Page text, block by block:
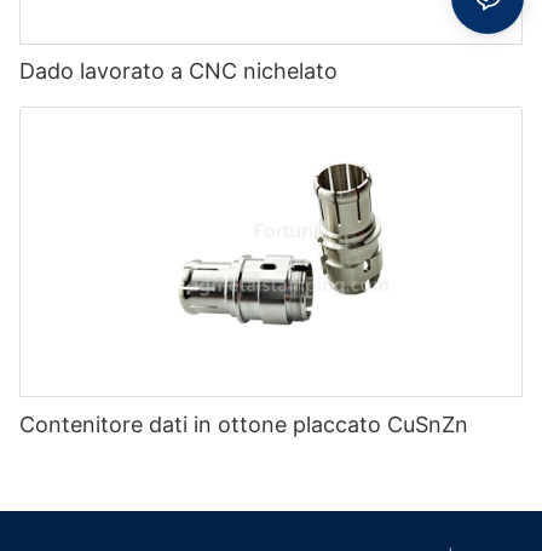
Dado lavorato a CNC nichelato
Contenitore dati in ottone placcato CuSnZn